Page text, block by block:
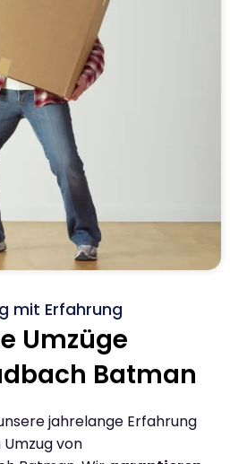
mit Erfahrung
Umzüge
Batman
jahrelange Erfahrung
von